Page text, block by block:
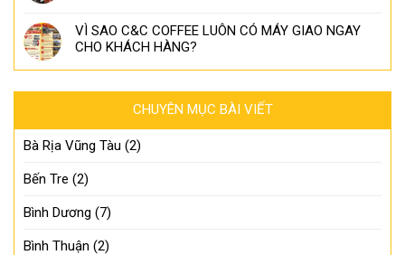
VÌ SAO C&C COFFEE LUÔN CÓ MÁY GIAO NGAY
CHO KHÁCH HÀNG?
CHUYÊN MỤC BÀI VIẾT
Bà Rịa Vũng Tàu (2)
Bến Tre (2)
Bình Dương (7)
Bình Thuận (2)